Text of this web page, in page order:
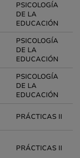
PSICOLOGÍA
DE LA
EDUCACIÓN
PSICOLOGÍA
DE LA
EDUCACIÓN
PSICOLOGÍA
DE LA
EDUCACIÓN
PRÁCTICAS II
PRÁCTICAS II